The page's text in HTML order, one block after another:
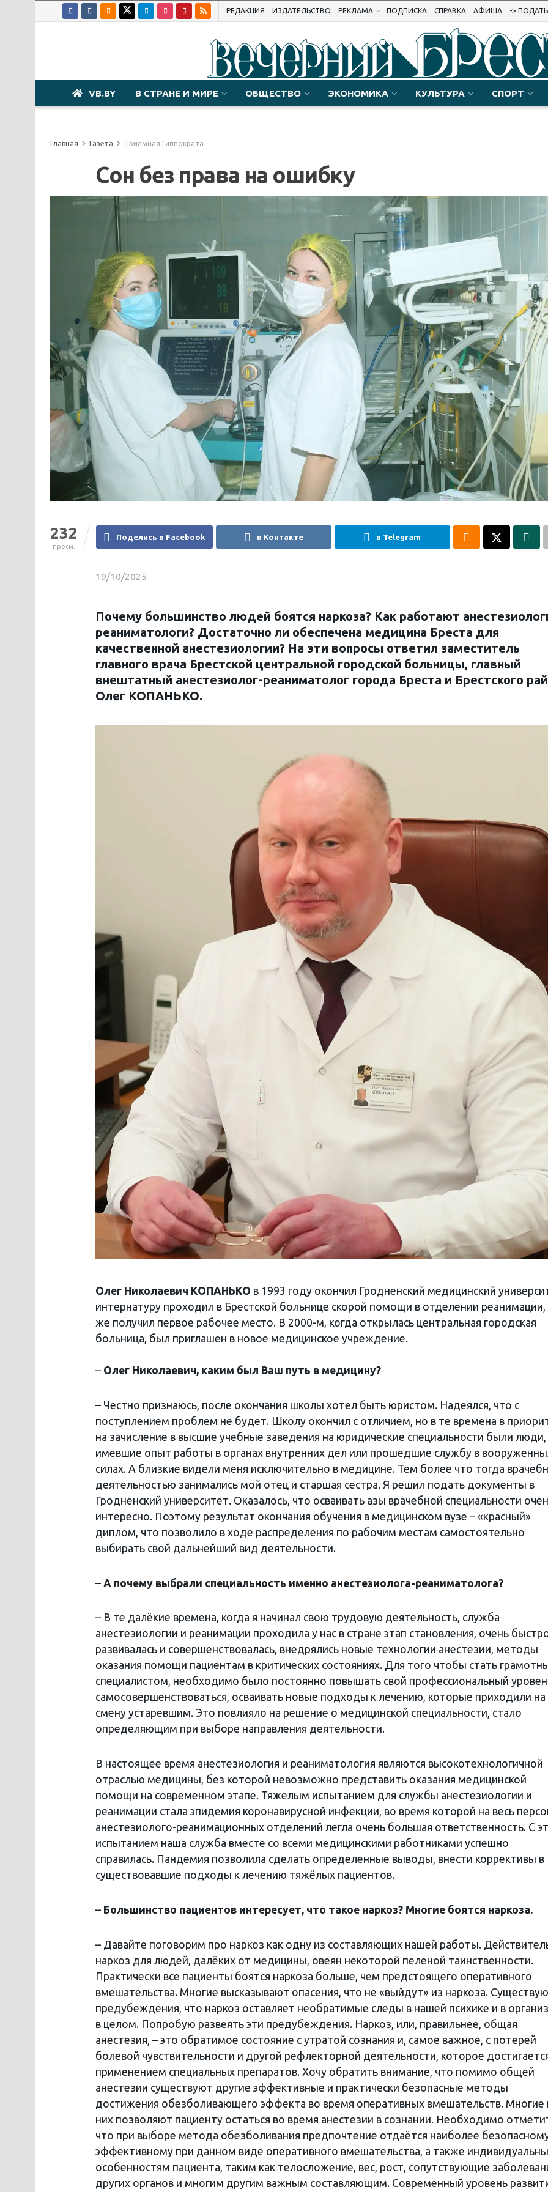
РЕДАКЦИЯ ИЗДАТЕЛЬСТВО РЕКЛАМА ПОДПИСКА СПРАВКА АФИША ->
VB.BY В СТРАНЕ И МИРЕ ОБЩЕСТВО ЭКОНОМИКА КУЛЬТУРА СПОРТ
Главная Газета Приемная Гиппократа
Сон без права на ошибку
232
просм.
Поделись в Facebook в Контакте в Telegram
19/10/2025
Почему большинство людей боятся наркоза? Как работают
реаниматологи? Достаточно ли обеспечена медицина Бреста для
качественной анестезиологии? На эти вопросы ответил заместитель
главного врача Брестской центральной городской больницы, главный
внештатный анестезиолог-реаниматолог города Бреста и Брестского
Олег КОПАНЬКО.
Олег Николаевич КОПАНЬКО в 1993 году окончил Гродненский медицинский
интернатуру проходил в Брестской больнице скорой помощи в отделении реанимации,
же получил первое рабочее место. В 2000-м, когда открылась центральная городская
больница, был приглашен в новое медицинское учреждение.
– Олег Николаевич, каким был Ваш путь в медицину?
– Честно признаюсь, после окончания школы хотел быть юристом. Надеялся, что с
поступлением проблем не будет. Школу окончил с отличием, но в те времена в
на зачисление в высшие учебные заведения на юридические специальности были люди,
имевшие опыт работы в органах внутренних дел или прошедшие службу в
силах. А близкие видели меня исключительно в медицине. Тем более что тогда
деятельностью занимались мой отец и старшая сестра. Я решил подать документы в
Гродненский университет. Оказалось, что осваивать азы врачебной специальности
интересно. Поэтому результат окончания обучения в медицинском вузе – «красный»
диплом, что позволило в ходе распределения по рабочим местам самостоятельно
выбирать свой дальнейший вид деятельности.
– А почему выбрали специальность именно анестезиолога-реаниматолога?
– В те далёкие времена, когда я начинал свою трудовую деятельность, служба
анестезиологии и реанимации проходила у нас в стране этап становления, очень
развивалась и совершенствовалась, внедрялись новые технологии анестезии, методы
оказания помощи пациентам в критических состояниях. Для того чтобы стать
специалистом, необходимо было постоянно повышать свой профессиональный
самосовершенствоваться, осваивать новые подходы к лечению, которые приходили на
смену устаревшим. Это повлияло на решение о медицинской специальности, стало
определяющим при выборе направления деятельности.
В настоящее время анестезиология и реаниматология являются высокотехнологичной
отраслью медицины, без которой невозможно представить оказания медицинской
помощи на современном этапе. Тяжелым испытанием для службы анестезиологии и
реанимации стала эпидемия коронавирусной инфекции, во время которой на весь
анестезиолого-реанимационных отделений легла очень большая ответственность. С
испытанием наша служба вместе со всеми медицинскими работниками успешно
справилась. Пандемия позволила сделать определенные выводы, внести коррективы в
существовавшие подходы к лечению тяжёлых пациентов.
– Большинство пациентов интересует, что такое наркоз? Многие боятся наркоза.
– Давайте поговорим про наркоз как одну из составляющих нашей работы.
наркоз для людей, далёких от медицины, овеян некоторой пеленой таинственности.
Практически все пациенты боятся наркоза больше, чем предстоящего оперативного
вмешательства. Многие высказывают опасения, что не «выйдут» из наркоза.
предубеждения, что наркоз оставляет необратимые следы в нашей психике и в
в целом. Попробую развеять эти предубеждения. Наркоз, или, правильнее, общая
анестезия, – это обратимое состояние с утратой сознания и, самое важное, с потерей
болевой чувствительности и другой рефлекторной деятельности, которое
применением специальных препаратов. Хочу обратить внимание, что помимо общей
анестезии существуют другие эффективные и практически безопасные методы
достижения обезболивающего эффекта во время оперативных вмешательств. Многие
них позволяют пациенту остаться во время анестезии в сознании. Необходимо
что при выборе метода обезболивания предпочтение отдаётся наиболее
эффективному при данном виде оперативного вмешательства, а также
особенностям пациента, таким как телосложение, вес, рост, сопутствующие
других органов и многим другим важным составляющим. Современный уровень